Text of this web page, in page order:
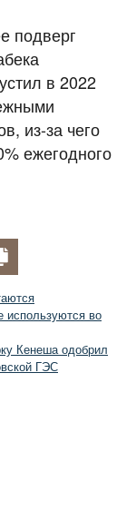
подверг
в 2022
из-за чего
ежегодного
во
Кенеша одобрил
ГЭС